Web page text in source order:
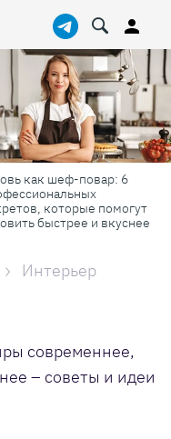
приключения:
красивые фестивали
в августе
Интерьер
современнее,
– советы и идеи